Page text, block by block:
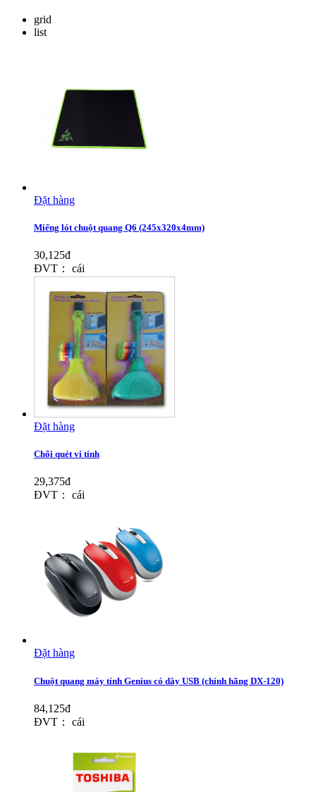
grid
list
Đặt hàng
Miếng lót chuột quang Q6 (245x320x4mm)
30,125đ
ĐVT： cái
Đặt hàng
Chổi quét vi tính
29,375đ
ĐVT： cái
Đặt hàng
Chuột quang máy tính Genius có dây USB (chính hãng DX-120)
84,125đ
ĐVT： cái